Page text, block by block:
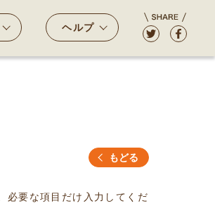
ヘルプ
もどる
必要な項目だけ入力してくだ